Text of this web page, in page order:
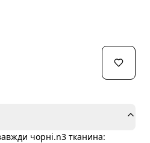
чорні.n3 тканина: